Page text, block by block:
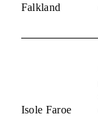
Falkland
Isole Faroe